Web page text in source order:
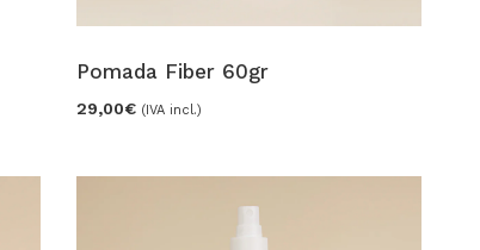
Pomada Fiber 60gr
29,00€ (IVA incl.)